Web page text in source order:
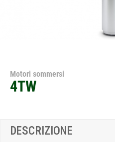
Motori sommersi
4TW
DESCRIZIONE